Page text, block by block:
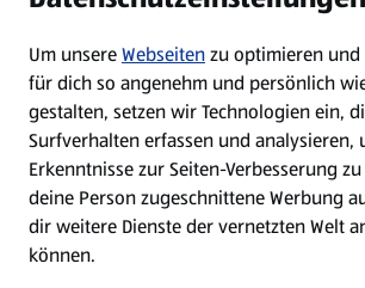
WhatsApp
Über ALDI SÜD
Filialen
Um unsereWebseitenzu optimieren und
für dich so angenehm und persönlich
gestalten, setzen wir Technologien ein,
Surfverhalten erfassen und analysieren,
Erkenntnisse zur Seiten-Verbesserung
deine Person zugeschnittene Werbung
dir weitere Dienste der vernetzten Welt
können.